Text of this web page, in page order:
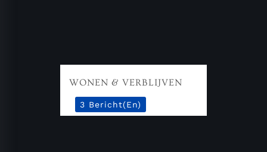
WONEN & VERBLIJVEN
3 Bericht(en)